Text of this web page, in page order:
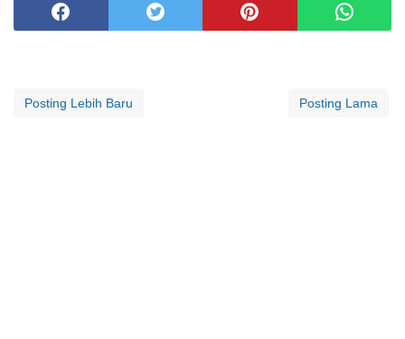
Posting Lebih Baru Posting Lama